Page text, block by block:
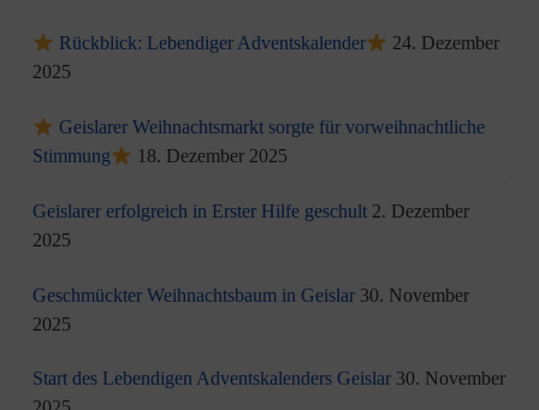
Rückblick: Lebendiger Adventskalender
24. Dezember
2025
Geislarer Weihnachtsmarkt sorgte für vorweihnachtliche
Stimmung
18. Dezember 2025
Geislarer erfolgreich in Erster Hilfe geschult 2. Dezember
2025
Geschmückter Weihnachtsbaum in Geislar 30. November
2025
Start des Lebendigen Adventskalenders Geislar 30. November